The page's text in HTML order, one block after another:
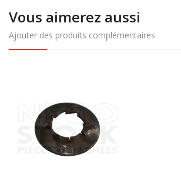
Vous aimerez aussi
Ajouter des produits complémentaires